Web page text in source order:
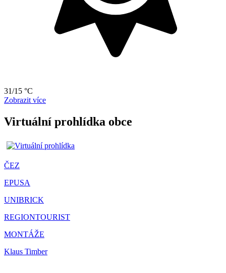
31/15 °C
Zobrazit více
Virtuální prohlídka obce
ČEZ
EPUSA
UNIBRICK
REGIONTOURIST
MONTÁŽE
Klaus Timber